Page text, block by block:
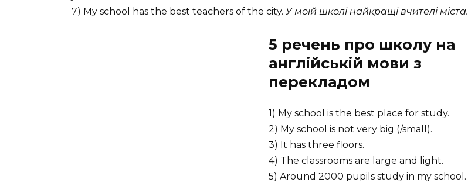
7) My school has the best teachers of the city. У моїй школі найкращі вчителі міста.
5 речень про школу на
англійській мови з
перекладом
1) My school is the best place for study.
2) My school is not very big (/small).
3) It has three floors.
4) The classrooms are large and light.
5) Around 2000 pupils study in my school.